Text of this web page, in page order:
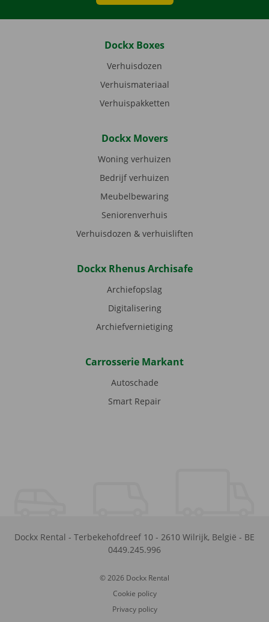
Dockx Boxes
Verhuisdozen
Verhuismateriaal
Verhuispakketten
Dockx Movers
Woning verhuizen
Bedrijf verhuizen
Meubelbewaring
Seniorenverhuis
Verhuisdozen & verhuisliften
Dockx Rhenus Archisafe
Archiefopslag
Digitalisering
Archiefvernietiging
Carrosserie Markant
Autoschade
Smart Repair
Dockx Rental - Terbekehofdreef 10 - 2610 Wilrijk, België - BE
0449.245.996
© 2026 Dockx Rental
Cookie policy
Privacy policy